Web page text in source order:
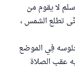
لا يقوم من
تطلع الشمس ،
فِي الموضع
عقب الصلاة